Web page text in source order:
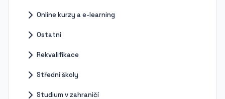
Online kurzy a e-learning
Ostatní
Rekvalifikace
Střední školy
Studium v zahraničí